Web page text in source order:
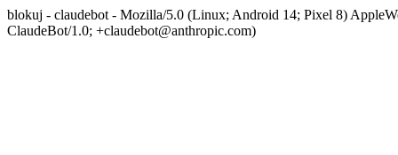
blokuj - claudebot - Mozilla/5.0 (Linux; Android 14; Pixel 8)
ClaudeBot/1.0; +claudebot@anthropic.com)